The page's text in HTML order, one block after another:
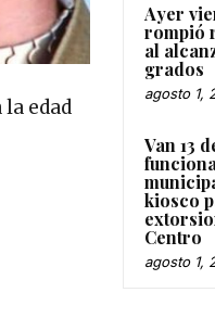
edad
Ayer
rompió
al
grados
agosto 1,
Van 13
kiosco
Centro
agosto 1,